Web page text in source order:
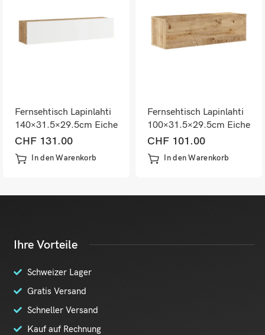
Fernsehtisch Lapinlahti
140×31.5×29.5cm Eiche
rustikal/Weiss
CHF 131.00
In den Warenkorb
Fernsehtisch Lapinlahti
100×31.5×29.5cm Eiche
rustikal
CHF 101.00
In den Warenkorb
Ihre Vorteile
Schweizer Lager
Gratis Versand
Schneller Versand
Kauf auf Rechnung